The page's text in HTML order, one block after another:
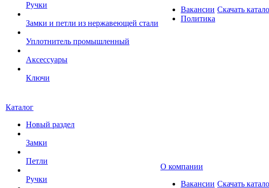
Ручки
Замки и петли из нержавеющей стали
Уплотнитель промышленный
Аксессуары
Ключи
Вакансии
Политика
Скачать
Каталог
Новый раздел
Замки
Петли
Ручки
О компании
Вакансии Скачать